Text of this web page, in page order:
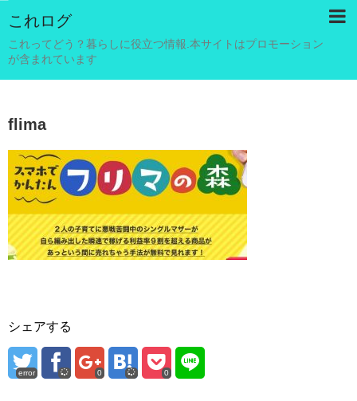
これログ
これってどう？暮らしに役立つ情報.本サイトはプロモーション
が含まれています
flima
シェアする
error 0 0